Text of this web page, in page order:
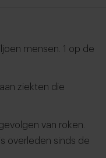
mensen. 1 op de
ziekten die
van roken.
overleden sinds de